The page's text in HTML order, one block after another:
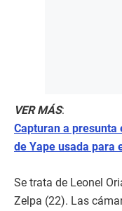
VER MÁS:
Capturan a
de Yape usada para
Se trata de Leonel
Zelpa (22). Las